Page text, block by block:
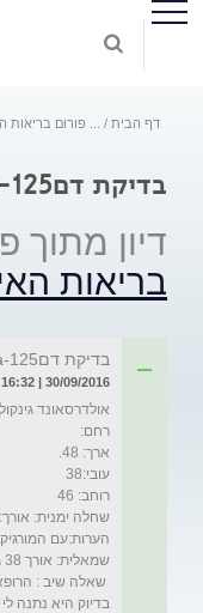
דף הבית פורום בריאות
בדיקת דםca-125
דיון מתוך
בריאות
בדיקת דםca-125
30/09/2016 | 16:32 | מאת: לינוי
שאלה שיב :
בדיוק היא נתנה